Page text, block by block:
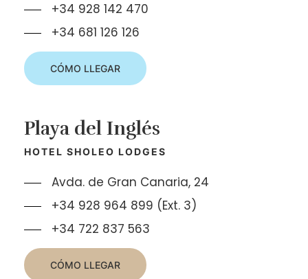
+34 928 142 470
+34 681 126 126
CÓMO LLEGAR
Playa del Inglés
HOTEL SHOLEO LODGES
Avda. de Gran Canaria, 24
+34 928 964 899 (Ext. 3)
+34 722 837 563
CÓMO LLEGAR